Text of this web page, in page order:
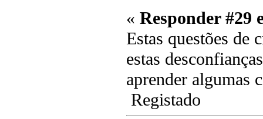
« Responder #29
Estas questões de
estas
aprender algumas
Registado